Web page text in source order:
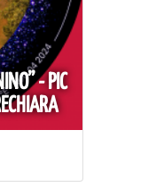
- PIC